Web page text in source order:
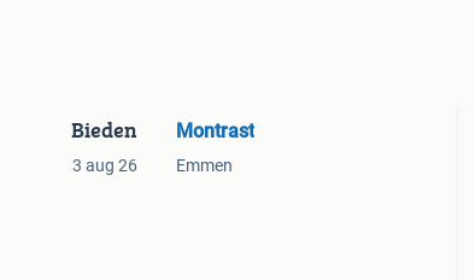
Bieden
3 aug 26
Montrast
Emmen